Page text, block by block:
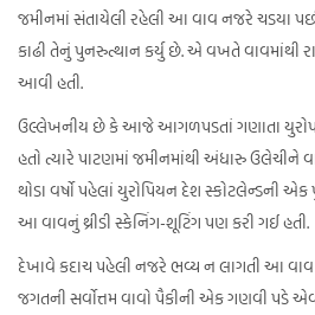
જમીનમાં સંતાયેલી રહેલી આ વાવ નજરે ચડયા પછી
કાઢી તેનું પુનરુત્થાન કર્યુ છે. એ વખતે વાવમાંથી
આવી હતી.
ઉલ્લેખનીય છે કે આજે આગળપડતાં ગણાતા
હતો ત્યારે પાટણમાં જમીનમાંથી અંધારુ ઉલેચીને
થોડા વર્ષો પહેલાં યુરોપિયન દેશ સ્કોટલેન્ડની એક
આ વાવનું થ્રીડી સ્કેનિંગ-શૂટિંગ પણ કરી ગઈ હતી.
દેખાવે કદાચ પહેલી નજરે ભવ્ય ન લાગતી આ
જગતની સર્વોત્તમ વાવો પૈકીની એક ગણવી પડે